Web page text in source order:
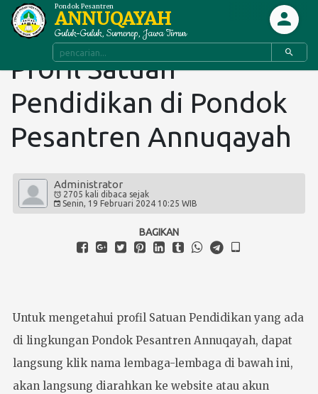
Pondok Pesantren
ANNUQAYAH
Guluk-Guluk, Sumenep, Jawa Timur
Profil Satuan
Pendidikan di Pondok
Pesantren Annuqayah
Administrator
2705 kali dibaca sejak
Senin, 19 Februari 2024 10:25 WIB
BAGIKAN
Untuk mengetahui profil Satuan Pendidikan yang ada
di lingkungan Pondok Pesantren Annuqayah, dapat
langsung klik nama lembaga-lembaga di bawah ini,
akan langsung diarahkan ke website atau akun